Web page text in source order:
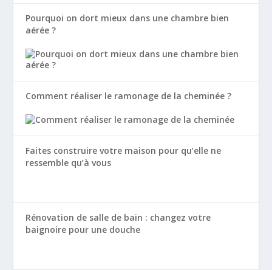
Pourquoi on dort mieux dans une chambre bien
aérée ?
Comment réaliser le ramonage de la cheminée ?
Faites construire votre maison pour qu’elle ne
ressemble qu’à vous
Rénovation de salle de bain : changez votre
baignoire pour une douche